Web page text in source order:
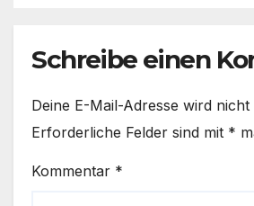
Schreibe einen
Deine E-Mail-Adresse wird
Erforderliche Felder sind mit *
Kommentar *